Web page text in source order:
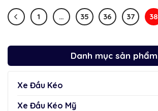
Danh mục sản phẩm
Xe Đầu Kéo
Xe Đầu Kéo Mỹ
1 … 35 36 37 38